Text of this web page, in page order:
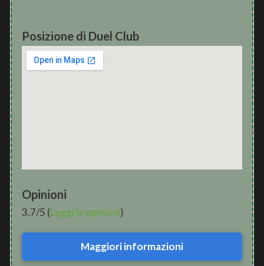
Posizione di Duel Club
Opinioni
3.7/5 (Leggi le opinioni)
Maggiori informazioni